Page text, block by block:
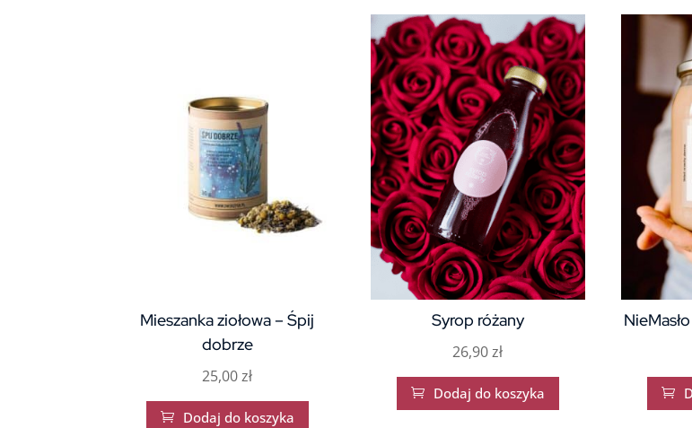
Mieszanka ziołowa – Śpij
dobrze
25,00zł
 Dodaj do koszyka
Syrop różany
26,90zł
 Dodaj do koszyka 